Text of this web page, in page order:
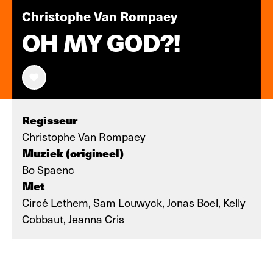
Christophe Van Rompaey
OH MY GOD?!
Regisseur
Christophe Van Rompaey
Muziek (origineel)
Bo Spaenc
Met
Circé Lethem, Sam Louwyck, Jonas Boel, Kelly
Cobbaut, Jeanna Cris